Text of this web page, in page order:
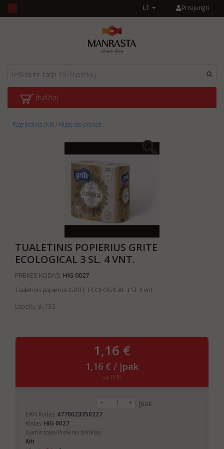
Prisijungti
LT
(tuščia)
Pagrindinis/Kiti/Higienos prekės
TUALETINIS POPIERIUS GRITE
ECOLOGICAL 3 SL. 4 VNT.
PREKĖS KODAS: HIG 0027
Tualetinis popierius GRITE ECOLOGICAL 3 Sl. 4 vnt.
Lapelių sk.135
1,16 €
1,16 € / Įpak
su PVM
Įpak
EAN Kodas: 4770023350227
Kodas: HIG 0027
Gamintojas/Prekinis ženklas:
Kiti